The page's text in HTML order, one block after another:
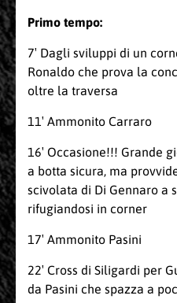
Primo tempo:
7′ Dagli sviluppi di un
Ronaldo che prova la
oltre la traversa
11′ Ammonito Carraro
16′ Occasione!!! Grande
a botta sicura, ma
scivolata di Di Gennaro a
rifugiandosi in corner
17′ Ammonito Pasini
22′ Cross di Siligardi per
da Pasini che spazza a